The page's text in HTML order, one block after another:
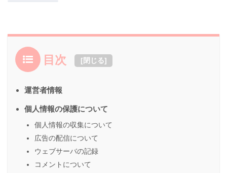
目次 [閉じる]
運営者情報
個人情報の保護について
個人情報の収集について
広告の配信について
ウェブサーバの記録
コメントについて